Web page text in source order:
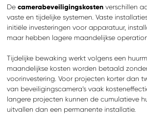
De camerabeveiligingskosten verschillen
vaste en tijdelijke systemen. Vaste
initiële investeringen voor apparatuur,
maar hebben lagere maandelijkse
Tijdelijke bewaking werkt volgens een
maandelijkse kosten worden betaald
voorinvestering. Voor projecten korter dan
van beveiligingscamera’s vaak
langere projecten kunnen de cumulatieve
uitvallen dan een permanente installatie.